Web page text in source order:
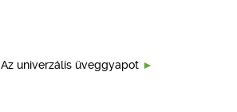
Az univerzális üveggyapot